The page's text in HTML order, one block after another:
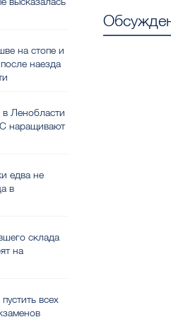
на стопе и
наезда
Ленобласти
наращивают
едва не
в
склада
на
всех